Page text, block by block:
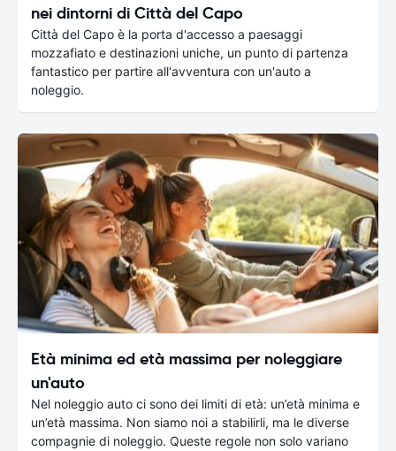
nei dintorni di Città del Capo
Città del Capo è la porta d'accesso a paesaggi
mozzafiato e destinazioni uniche, un punto di partenza
fantastico per partire all'avventura con un'auto a
noleggio.
Età minima ed età massima per noleggiare
un'auto
Nel noleggio auto ci sono dei limiti di età: un’età minima e
un’età massima. Non siamo noi a stabilirli, ma le diverse
compagnie di noleggio. Queste regole non solo variano